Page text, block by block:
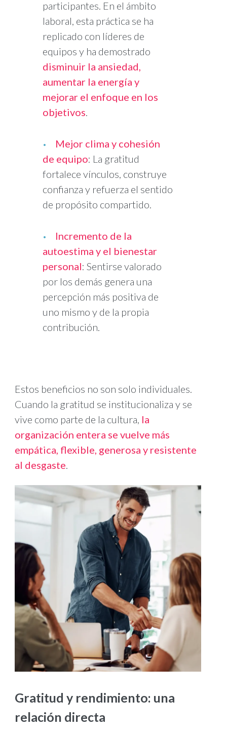
participantes. En el ámbito
laboral, esta práctica se ha
replicado con líderes de
equipos y ha demostrado
disminuir la ansiedad,
aumentar la energía y
mejorar el enfoque en los
objetivos.
Mejor clima y cohesión
de equipo: La gratitud
fortalece vínculos, construye
confianza y refuerza el sentido
de propósito compartido.
Incremento de la
autoestima y el bienestar
personal: Sentirse valorado
por los demás genera una
percepción más positiva de
uno mismo y de la propia
contribución.
Estos beneficios no son solo individuales.
Cuando la gratitud se institucionaliza y se
vive como parte de la cultura, la
organización entera se vuelve más
empática, flexible, generosa y resistente
al desgaste.
Gratitud y rendimiento: una
relación directa